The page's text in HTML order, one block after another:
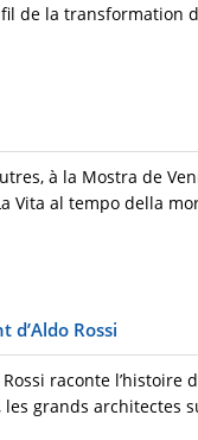
de la transformation
à la Mostra de
Vita al tempo della
d’Aldo Rossi
Rossi raconte
grands architectes